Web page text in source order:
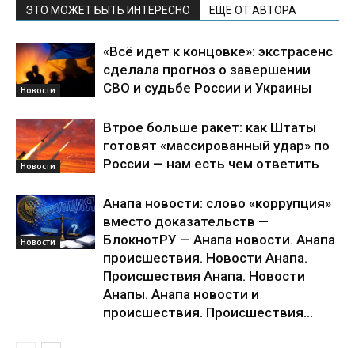
ЭТО МОЖЕТ БЫТЬ ИНТЕРЕСНО ЕЩЕ ОТ АВТОРА
Новости
«Всё идет к концовке»: экстрасенс
сделала прогноз о завершении
СВО и судьбе России и Украины
Новости
Втрое больше ракет: как Штаты
готовят «массированный удар» по
России — нам есть чем ответить
Новости
Анапа новости: слово «коррупция»
вместо доказательств —
БлокнотРУ — Анапа новости. Анапа
происшествия. Новости Анапа.
Происшествия Анапа. Новости
Анапы. Анапа новости и
происшествия. Происшествия...